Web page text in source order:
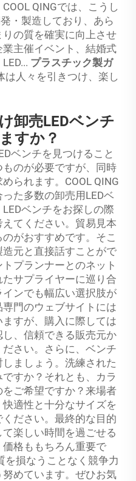
QINGでは、こうし
・製造しており、あら
の質を確実に向上させ
主催イベント、結婚式
プラスチック製ガ
は人々を引きつけ、楽し
卸売LEDベンチ
すか？
ベンチを見つけること
のが必要ですが、同時
られます。COOL QING
た多数の卸売用LEDベ
ベンチをお探しの際
てください。貿易見本
がおすすめです。そこ
元と直接話すことがで
プランナーとのネット
サプライヤーに巡り合
ンでも幅広い選択肢が
門のウェブサイトには
すが、購入に際しては
、信頼できる販売元か
さい。さらに、ベンチ
ましょう。洗練された
すか？それとも、カラ
ご希望ですか？来場者
適性と十分なサイズを
ださい。最終的な目的
楽しい時間を過ごせる
格ももちろん重要で
を損なうことなく競争力
めています。ぜひお気